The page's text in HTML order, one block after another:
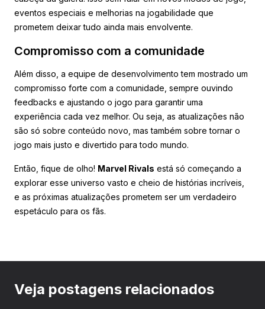
eventos especiais e melhorias na jogabilidade que
prometem deixar tudo ainda mais envolvente.
Compromisso com a comunidade
Além disso, a equipe de desenvolvimento tem mostrado um
compromisso forte com a comunidade, sempre ouvindo
feedbacks e ajustando o jogo para garantir uma
experiência cada vez melhor. Ou seja, as atualizações não
são só sobre conteúdo novo, mas também sobre tornar o
jogo mais justo e divertido para todo mundo.
Então, fique de olho! Marvel Rivals está só começando a
explorar esse universo vasto e cheio de histórias incríveis,
e as próximas atualizações prometem ser um verdadeiro
espetáculo para os fãs.
Veja postagens relacionados